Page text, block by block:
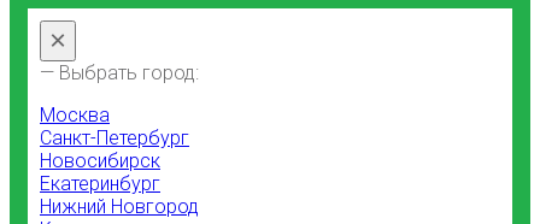
×
— Выбрать город:
Москва
Санкт-Петербург
Новосибирск
Екатеринбург
Нижний Новгород